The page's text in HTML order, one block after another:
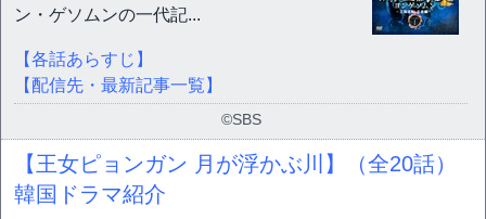
ン・ゲソムンの一代記...
【各話あらすじ】
【配信先・最新記事一覧】
©SBS
【王女ピョンガン 月が浮かぶ川】（全20話）
韓国ドラマ紹介